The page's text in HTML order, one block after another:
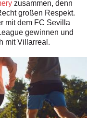
zusammen, denn
großen Respekt.
mit dem FC Sevilla
gewinnen und
mit Villarreal.